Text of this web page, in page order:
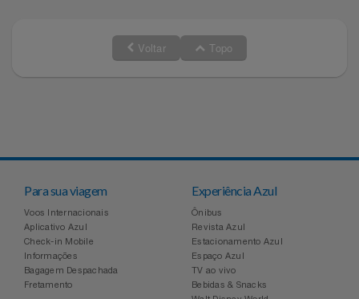
Saúde E Bem-Estar
Três Corações
Weconnect
Voltar Topo
Para sua viagem
Voos Internacionais
Aplicativo Azul
Check-in Mobile
Informações
Bagagem Despachada
Fretamento
Experiência Azul
Ônibus
Revista Azul
Estacionamento Azul
Espaço Azul
TV ao vivo
Bebidas & Snacks